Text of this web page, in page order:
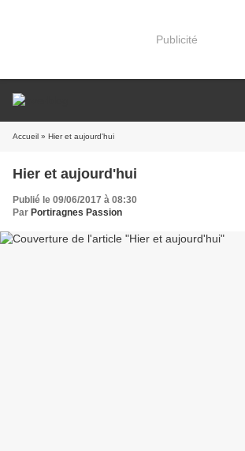
Publicité
Accueil » Hier et aujourd'hui
Hier et aujourd'hui
Publié le 09/06/2017 à 08:30
Par Portiragnes Passion